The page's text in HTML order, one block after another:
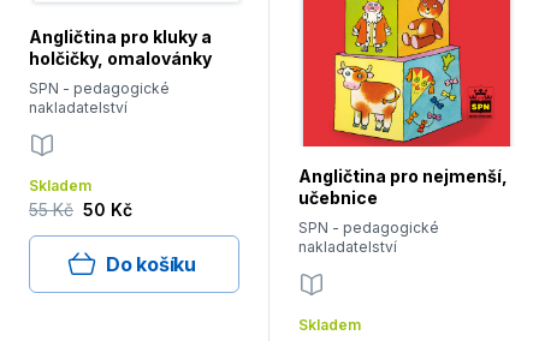
Angličtina pro kluky a
holčičky, omalovánky
SPN - pedagogické
nakladatelství
Skladem
55 Kč 50 Kč
Do košíku
Angličtina pro nejmenší,
učebnice
SPN - pedagogické
nakladatelství
Skladem